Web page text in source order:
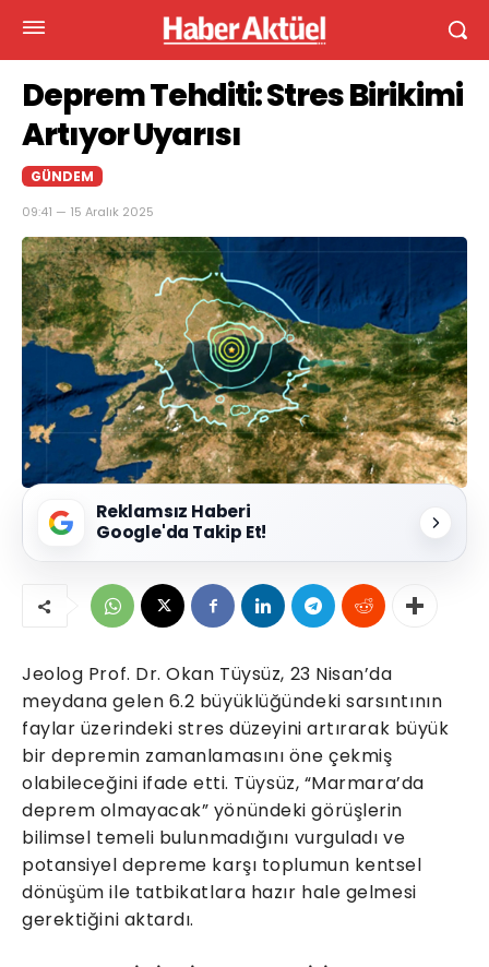
Deprem Tehditi: Stres Birikimi
Artıyor Uyarısı
GÜNDEM
09:41 — 15 Aralık 2025
Reklamsız Haberi
Google'da Takip Et!
Jeolog Prof. Dr. Okan Tüysüz, 23 Nisan’da
meydana gelen 6.2 büyüklüğündeki sarsıntının
faylar üzerindeki stres düzeyini artırarak büyük
bir depremin zamanlamasını öne çekmiş
olabileceğini ifade etti. Tüysüz, “Marmara’da
deprem olmayacak” yönündeki görüşlerin
bilimsel temeli bulunmadığını vurguladı ve
potansiyel depreme karşı toplumun kentsel
dönüşüm ile tatbikatlara hazır hale gelmesi
gerektiğini aktardı.